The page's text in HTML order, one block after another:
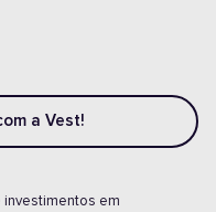
a Vest!
investimentos em